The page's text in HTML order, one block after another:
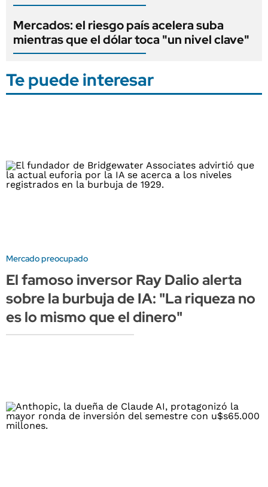
Mercados: el riesgo país acelera suba
mientras que el dólar toca "un nivel clave"
Te puede interesar
Mercado preocupado
El famoso inversor Ray Dalio alerta
sobre la burbuja de IA: "La riqueza no
es lo mismo que el dinero"